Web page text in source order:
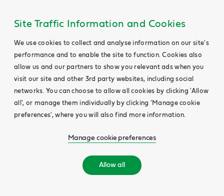
Site Traffic Information and Cookies
We use cookies to collect and analyse information on our site's
performance and to enable the site to function. Cookies also
allow us and our partners to show you relevant ads when you
visit our site and other 3rd party websites, including social
networks. You can choose to allow all cookies by clicking 'Allow
all', or manage them individually by clicking 'Manage cookie
preferences', where you will also find more information.
Manage cookie preferences
Allow all